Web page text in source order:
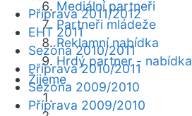
Mediální partneři
Partneři mládeže
Reklamní nabídka
Hrdý partner - nabídka
Žijeme
Příprava 2011/2012
EHT 2011
Sezóna 2010/2011
Příprava 2010/2011
Sezóna 2009/2010
Příprava 2009/2010